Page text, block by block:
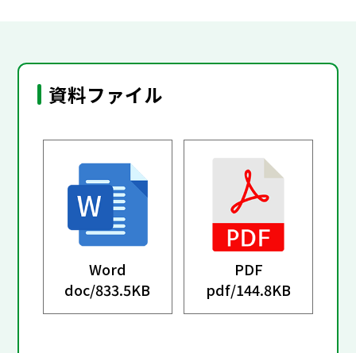
資料ファイル
Word
doc/833.5KB
PDF
pdf/144.8KB